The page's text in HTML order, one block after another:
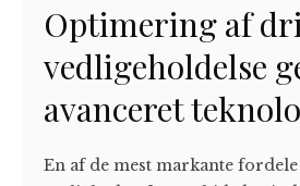
Optimering af
vedligeholdelse
avanceret
En af de mest markante